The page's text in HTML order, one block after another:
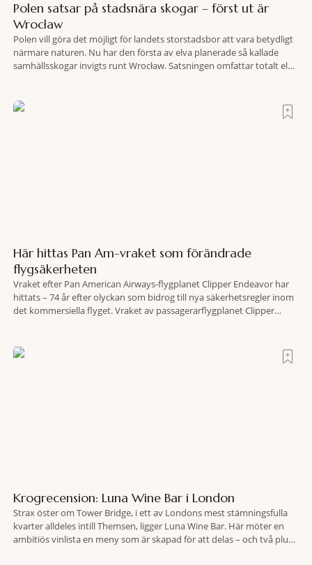
Polen satsar på stadsnära skogar – först ut är
Wrocław
Polen vill göra det möjligt för landets storstadsbor att vara betydligt
närmare naturen. Nu har den första av elva planerade så kallade
samhällsskogar invigts runt Wrocław. Satsningen omfattar totalt elva
fler människor ska kunna promenera, motionera
Här hittas Pan Am-vraket som förändrade
flygsäkerheten
Vraket efter Pan American Airways-flygplanet Clipper Endeavor har
hittats – 74 år efter olyckan som bidrog till nya säkerhetsregler inom
det kommersiella flyget. Vraket av passagerarflygplanet Clipper
lokaliserades den 2 juni i år med hjälp
Krogrecension: Luna Wine Bar i London
Strax öster om Tower Bridge, i ett av Londons mest stämningsfulla
kvarter alldeles intill Themsen, ligger Luna Wine Bar. Här möter en
ambitiös vinlista en meny som är skapad för att delas – och två plus